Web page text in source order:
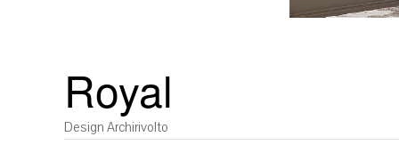
Royal
Design Archirivolto